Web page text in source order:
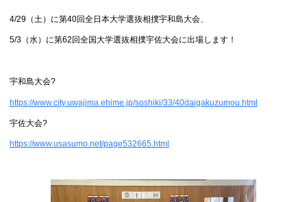
4/29（土）に第40回全日本大学選抜相撲宇和島大会、
5/3（水）に第62回全国大学選抜相撲宇佐大会に出場します！
宇和島大会?
https://www.city.uwajima.ehime.jp/soshiki/33/40daigakuzumou.html
宇佐大会?
https://www.usasumo.net/page532665.html